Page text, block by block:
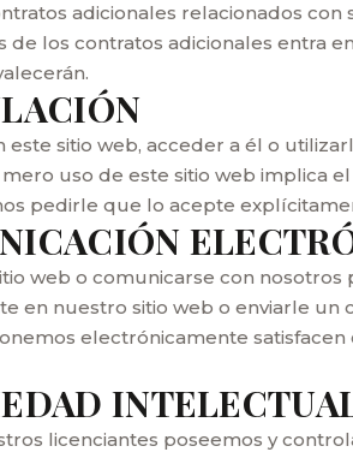
adicionales relacionados
de los contratos adicionales entra
este sitio web, acceder a él o
uso de este sitio web implica
pedirle que lo acepte
web o comunicarse con
en nuestro sitio web o enviarle un
electrónicamente
licenciantes poseemos y